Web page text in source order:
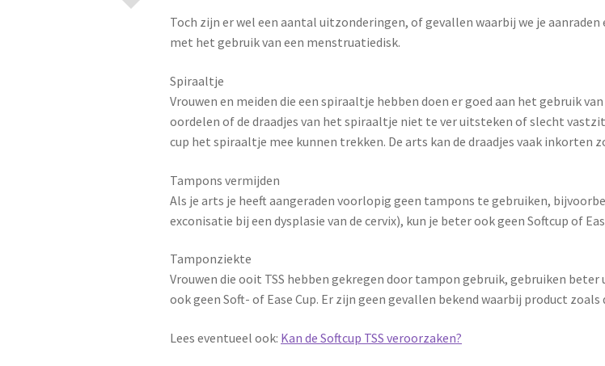
Toch zijn er wel een aantal uitzonderingen, of gevallen waarbij we je
met het gebruik van een menstruatiedisk.
Spiraaltje
Vrouwen en meiden die een spiraaltje hebben doen er goed aan het gebruik
oordelen of de draadjes van het spiraaltje niet te ver uitsteken of slecht
cup het spiraaltje mee kunnen trekken. De arts kan de draadjes vaak inkorten
Tampons vermijden
Als je arts je heeft aangeraden voorlopig geen tampons te gebruiken,
exconisatie bij een dysplasie van de cervix), kun je beter ook geen Softcup of
Tamponziekte
Vrouwen die ooit TSS hebben gekregen door tampon gebruik, gebruiken
ook geen Soft- of Ease Cup. Er zijn geen gevallen bekend waarbij product zoals
Lees eventueel ook: Kan de Softcup TSS veroorzaken?